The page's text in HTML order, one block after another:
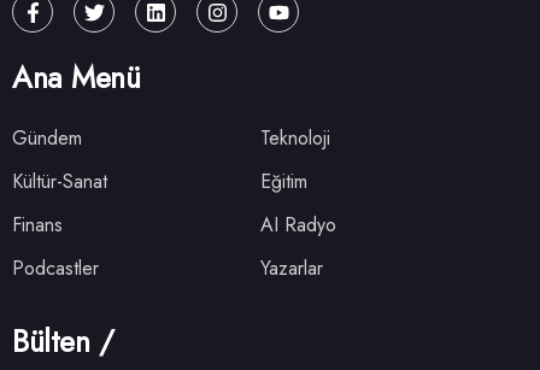
Ana Menü
Gündem
Teknoloji
Kültür-Sanat
Eğitim
Finans
AI Radyo
Podcastler
Yazarlar
Bülten /